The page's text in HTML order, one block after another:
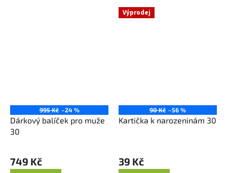
995 Kč –24 %
Dárkový balíček pro muže
30
749 Kč
Výprodej
90 Kč –56 %
Kartička k narozeninám 30
39 Kč